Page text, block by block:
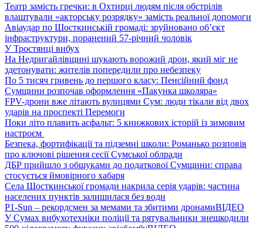
Театр замість гречки: в Охтирці людям після обстрілів
влаштували «акторську розрядку» замість реальної допомоги
Авіаудар по Шосткинській громаді: зруйновано об’єкт
інфраструктури, поранений 57-річний чоловік
У Тростянці вибух
На Недригайлівщині шукають ворожий дрон, який міг не
здетонувати: жителів попередили про небезпеку
По 5 тисяч гривень до першого класу: Пенсійний фонд
Сумщини розпочав оформлення «Пакунка школяра»
FPV-дрони вже літають вулицями Сум: люди тікали від двох
ударів на проспекті Перемоги
Поки літо плавить асфальт: 5 книжкових історій із зимовим
настроєм
Безпека, фортифікації та підземні школи: Романько розповів
про ключові рішення сесії Сумської облради
ДБР прийшло з обшуками до податкової Сумщини: справа
стосується ймовірного хабаря
Села Шосткинської громади накрила серія ударів: частина
населених пунктів залишилася без води
P1-Sun – рекордсмен за мемами та збитими дронамиВІДЕО
У Сумах вибухотехніки поліції та рятувальники знешкодили